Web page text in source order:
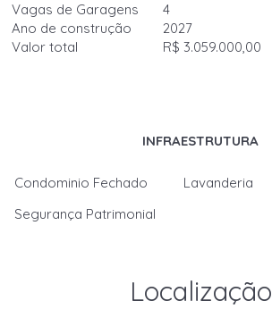
Vagas de Garagens
4
Ano de construção
2027
Valor total
R$ 3.059.000,00
INFRAESTRUTURA
Condominio Fechado Lavanderia
Segurança Patrimonial
Localização